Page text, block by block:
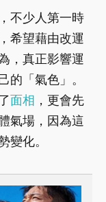
不少人第一時
希望藉由改運
，真正影響運
的「氣色」。
面相 ，更會先
氣場，因為這
變化。